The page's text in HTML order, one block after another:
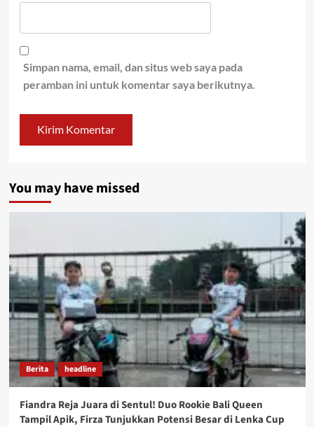
Simpan nama, email, dan situs web saya pada
peramban ini untuk komentar saya berikutnya.
You may have missed
Berita headline
Fiandra Reja Juara di Sentul! Duo Rookie Bali Queen
Tampil Apik, Firza Tunjukkan Potensi Besar di Lenka Cup